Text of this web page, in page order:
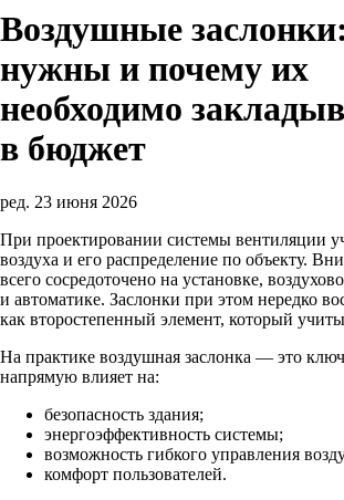
Воздушные
нужны и почему их
необходимо
в бюджет
ред. 23 июня 2026
При проектировании системы вентиляции
воздуха и его распределение по объекту.
всего сосредоточено на установке,
и автоматике. Заслонки при этом нередко
как второстепенный элемент, который
На практике воздушная заслонка — это
напрямую влияет на:
безопасность здания;
энергоэффективность системы;
возможность гибкого управления
комфорт пользователей.